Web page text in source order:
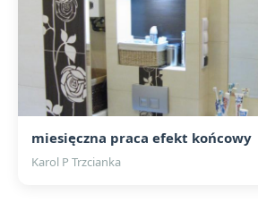
miesięczna praca efekt końcowy
Karol P Trzcianka